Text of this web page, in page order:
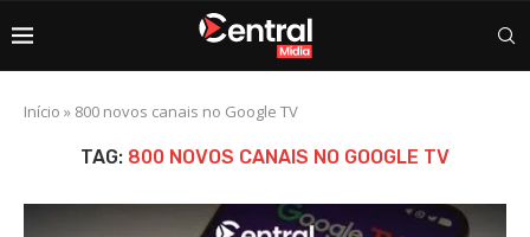
Início » 800 novos canais no Google TV
TAG: 800 NOVOS CANAIS NO GOOGLE TV